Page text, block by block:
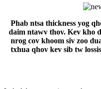
Phab ntsa thickness yog
daim ntawv thov. Kev kho
nrog cov khoom siv zoo
txhua qhov kev sib tw